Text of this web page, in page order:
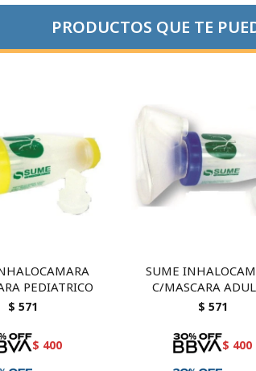
PRODUCTOS QUE TE
PEDIATRICO
$ 571
$ 400
SUME
C/MASCARA
$ 571
$ 400